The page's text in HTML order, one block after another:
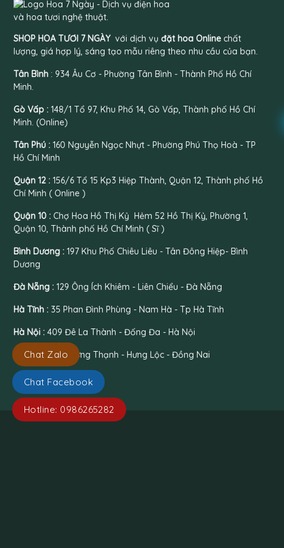
SHOP HOA TƯƠI 7 NGÀY với dịch vụ đặt hoa Online chất
lượng, giá hợp lý, sáng tạo mẫu riêng theo nhu cầu của bạn.
Tân Bình : 934 Âu Cơ - Phường Tân Bình - Thành Phố Hồ Chí
Minh.
Gò Vấp : 148/1 Tổ 97, Khu Phố 14, Gò Vấp, Thành phố Hồ Chí
Minh. (Online)
Tân Phú : 160 Nguyễn Ngọc Nhựt - Phường Phú Thọ Hoà - TP
Hồ Chí Minh
Quận 12 : 156/6 Tổ 15 Kp3 Hiệp Thành, Quận 12, Thành phố Hồ
Chí Minh ( Online )
Quận 10 : Chợ Hoa Hồ Thị Kỷ Hẻm 52 Hồ Thị Kỷ, Phường 1,
Quận 10, Thành phố Hồ Chí Minh ( Sĩ )
Bình Dương : 197 Khu Phố Chiêu Liêu - Tân Đông Hiệp- Bình
Dương
Đà Nẵng : 129 Ông Ích Khiêm - Liên Chiểu - Đà Nẵng
Hà Tĩnh : 35 Phan Đình Phùng - Nam Hà - Tp Hà Tĩnh
Hà Nội : 409 Đê La Thành - Đống Đa - Hà Nội
Đồng Nai :26 Hưng Thạnh - Hưng Lộc - Đồng Nai
Chat Zalo
Chat Facebook
Hotline: 0986265282